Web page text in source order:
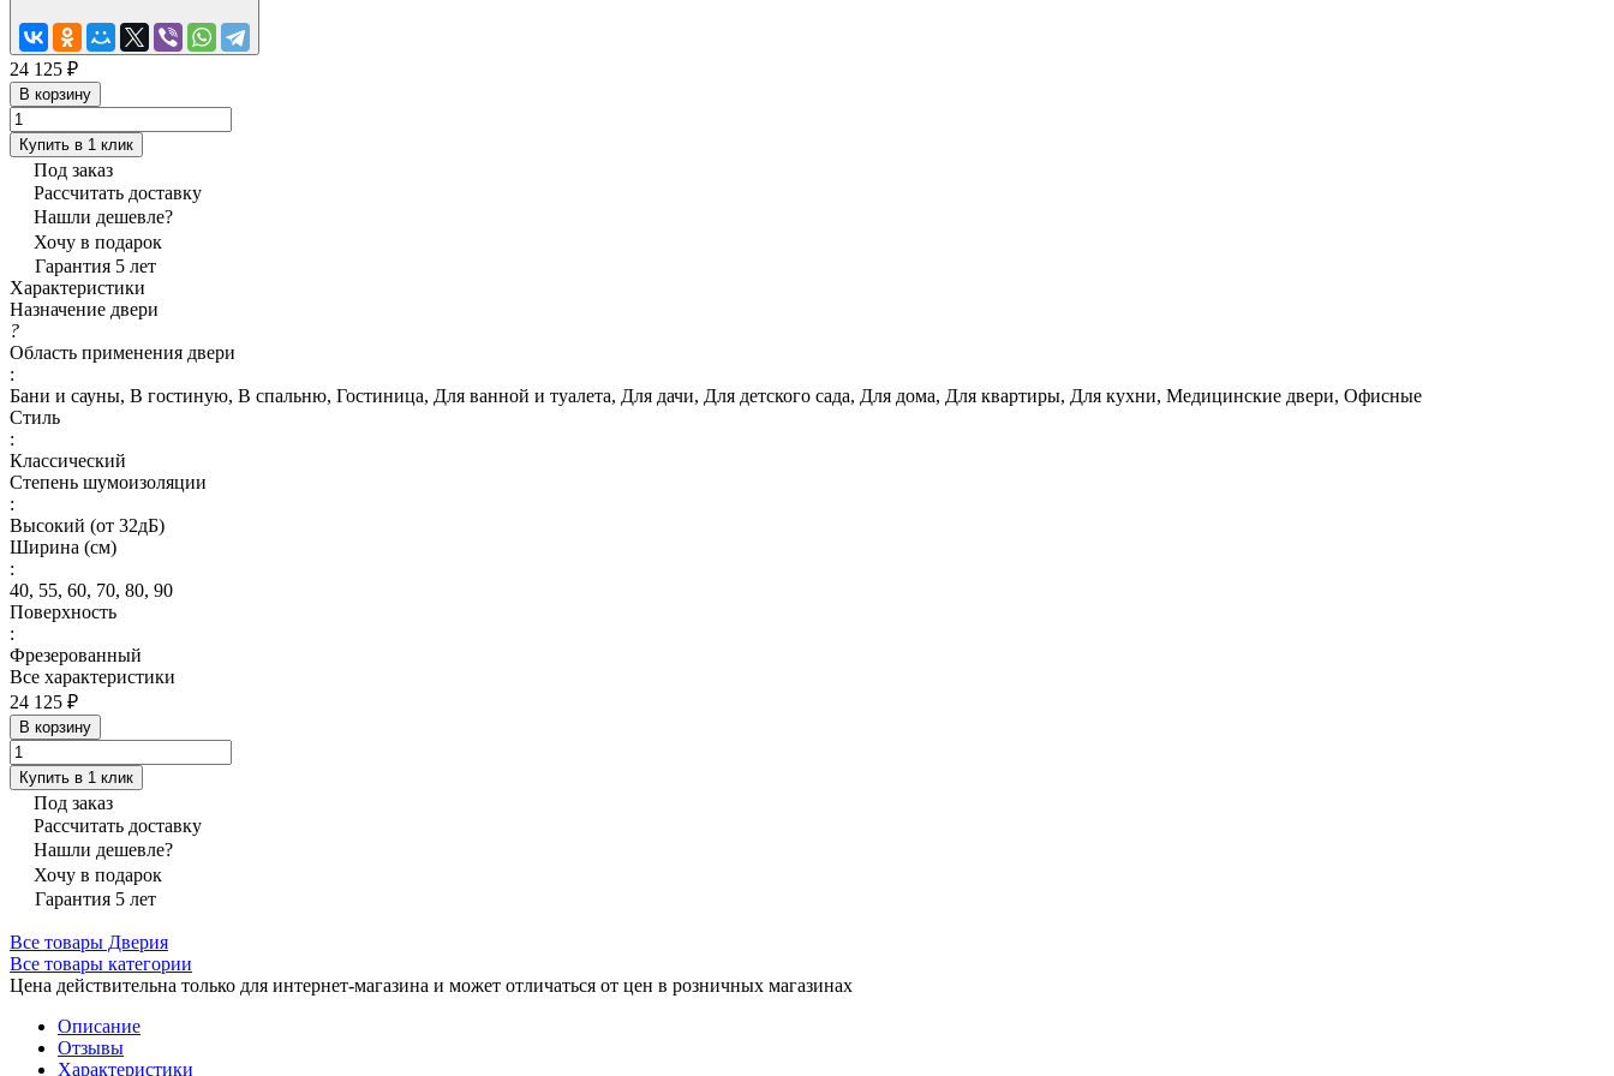
24 125 ₽
В корзину
Купить в 1 клик
Под заказ
Рассчитать доставку
Нашли дешевле?
Хочу в подарок
Гарантия 5 лет
Характеристики
Назначение двери
?
Область применения двери
:
Бани и сауны, В гостиную, В спальню, Гостиница, Для ванной и туалета, Для дачи, Для детского сада, Для дома, Для квартиры, Для кухни, Медицинские двери, Офисные
Стиль
:
Классический
Степень шумоизоляции
:
Высокий (от 32дБ)
Ширина (см)
:
40, 55, 60, 70, 80, 90
Поверхность
:
Фрезерованный
Все характеристики
24 125 ₽
В корзину
Купить в 1 клик
Под заказ
Рассчитать доставку
Нашли дешевле?
Хочу в подарок
Гарантия 5 лет
Все товары Дверия
Все товары категории
Цена действительна только для интернет-магазина и может отличаться от цен в розничных магазинах
Описание
Отзывы
Характеристики